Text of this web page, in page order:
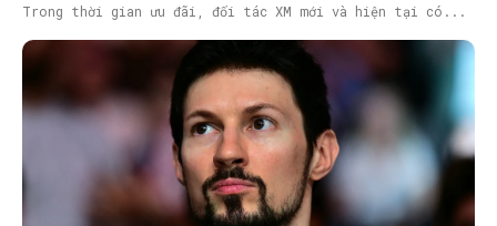
Trong thời gian ưu đãi, đối tác XM mới và hiện tại có...